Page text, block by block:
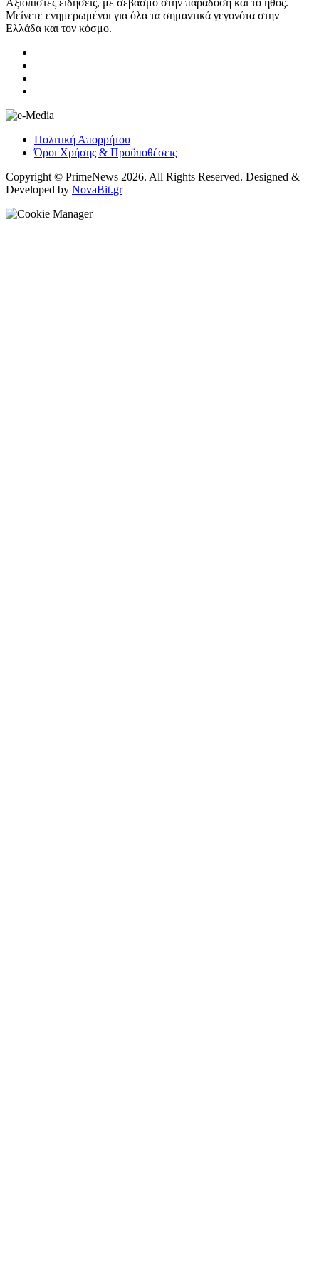
Αξιόπιστες ειδήσεις, με σεβασμό στην παράδοση και το ήθος.
Μείνετε ενημερωμένοι για όλα τα σημαντικά γεγονότα στην
Ελλάδα και τον κόσμο.
Πολιτική Απορρήτου
Όροι Χρήσης & Προϋποθέσεις
Copyright © PrimeNews 2026. All Rights Reserved. Designed &
Developed by NovaBit.gr